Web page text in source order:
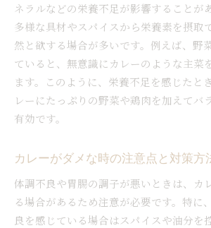
ネラルなどの栄養不足が影響することが
多様な具材やスパイスから栄養素を摂取
然と欲する場合が多いです。例えば、野
ていると、無意識にカレーのような主菜
ます。このように、栄養不足を感じたと
レーにたっぷりの野菜や鶏肉を加えてバ
有効です。
カレーがダメな時の注意点と対策方
体調不良や胃腸の調子が悪いときは、カ
る場合があるため注意が必要です。特に
良を感じている場合はスパイスや油分を